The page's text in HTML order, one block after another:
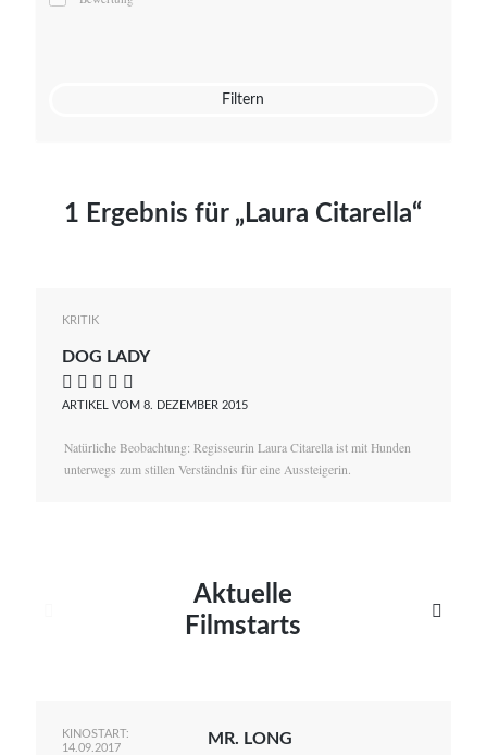
Mato von Vogelstein
Filtern
1 Ergebnis für „Laura Citarella“
KRITIK
DOG LADY
    
ARTIKEL VOM 8. DEZEMBER 2015
Natürliche Beobachtung: Regisseurin Laura Citarella ist mit Hunden
unterwegs zum stillen Verständnis für eine Aussteigerin.
Aktuelle
Filmstarts

KINOSTART:
14.09.2017
MR. LONG